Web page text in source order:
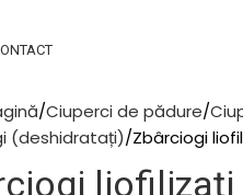
Ciuperci de pădure
(deshidratați) Zbârciogi
liofilizați